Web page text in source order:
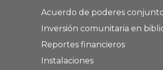
Acuerdo de poderes
Inversión comunitaria en
Reportes financieros
Instalaciones